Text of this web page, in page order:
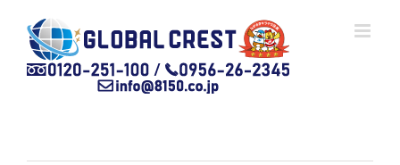
content